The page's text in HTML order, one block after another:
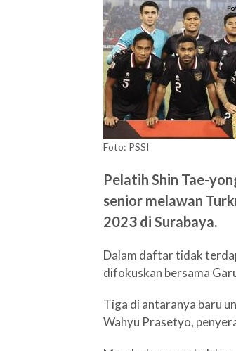
Foto: PSSI
Pelatih Shin Tae-
senior melawan
2023 di Surabaya.
Dalam daftar tidak
difokuskan bersama
Tiga di antaranya baru
Wahyu Prasetyo,